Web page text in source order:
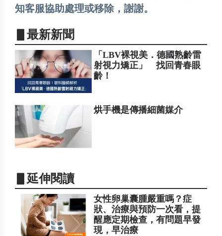
知客服協助處理或移除，謝謝。
▋最新新聞
「LBV裸視美．德國熟齡雷
射視力矯正」 找回青春眼
齡！
烘手機是傳播細菌媒介
▋延伸閱讀
女性卵巢囊腫嚴重嗎？症
狀、治療與預防一次看，提
醒應定期檢查，有問題早發
現，早治療